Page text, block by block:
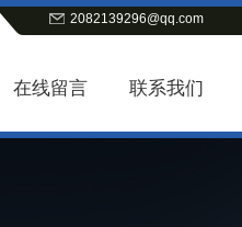
2082139296@qq.com
在线留言 联系我们